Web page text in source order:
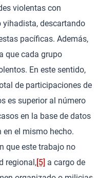
violentas con
descartando
pacíficas. Además,
que cada grupo
En este sentido,
de participaciones de
es superior al número
en la base de datos
el mismo hecho.
que este trabajo no
regional,[5] a cargo de